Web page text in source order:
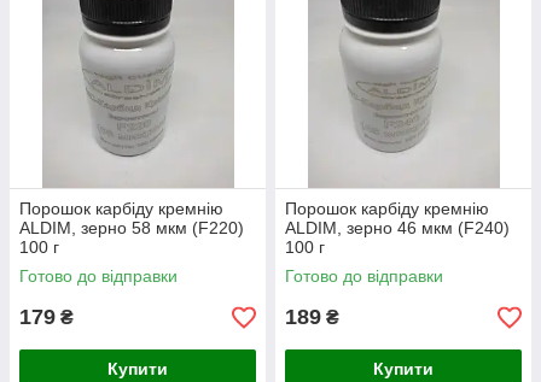
Порошок карбіду кремнію
ALDIM, зерно 58 мкм (F220)
100 г
Готово до відправки
179 ₴
Купити
Порошок карбіду кремнію
ALDIM, зерно 46 мкм (F240)
100 г
Готово до відправки
189 ₴
Купити